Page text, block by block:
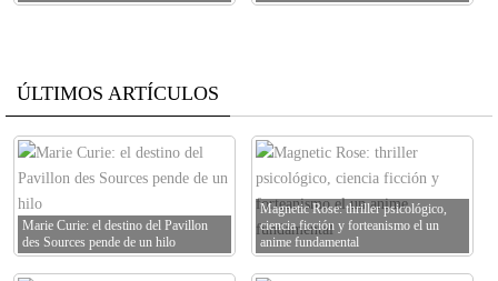
ÚLTIMOS ARTÍCULOS
Marie Curie: el destino del Pavillon
des Sources pende de un hilo
Magnetic Rose: thriller psicológico,
ciencia ficción y forteanismo el un
anime fundamental